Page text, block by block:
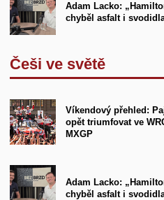
Adam Lacko:
chyběl asfalt i
Češi ve světě
Víkendový přehled:
opět triumfovat ve
MXGP
Adam Lacko:
chyběl asfalt i